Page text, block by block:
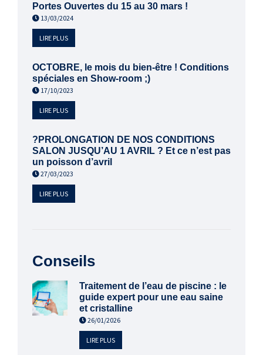
Portes Ouvertes du 15 au 30 mars !
13/03/2024
LIRE PLUS
OCTOBRE, le mois du bien-être ! Conditions
spéciales en Show-room ;)
17/10/2023
LIRE PLUS
?PROLONGATION DE NOS CONDITIONS
SALON JUSQU’AU 1 AVRIL ? Et ce n’est pas
un poisson d’avril
27/03/2023
LIRE PLUS
Conseils
Traitement de l’eau de piscine : le
guide expert pour une eau saine
et cristalline
26/01/2026
LIRE PLUS